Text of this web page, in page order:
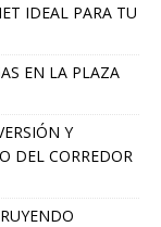
IDEAL PARA TU
EN LA PLAZA
Y
DEL CORREDOR